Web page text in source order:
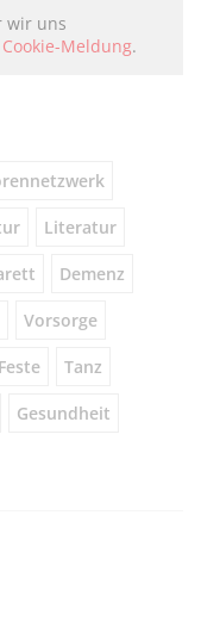
wir uns
Cookie-Meldung.
Literatur
Demenz
Vorsorge
Feste Tanz
Gesundheit